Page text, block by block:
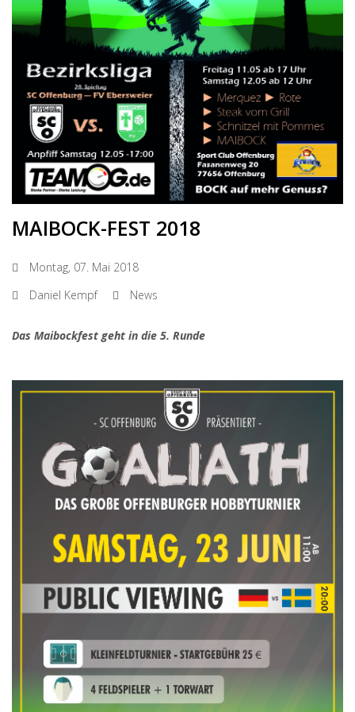
MAIBOCK-FEST 2018
Montag, 07. Mai 2018
Daniel Kempf
News
Das Maibockfest geht in die 5. Runde